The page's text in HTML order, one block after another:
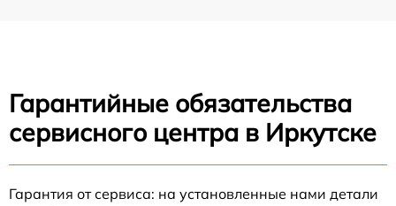
Гарантийные обязательства
сервисного центра в Иркутске
Гарантия от сервиса: на установленные нами детали